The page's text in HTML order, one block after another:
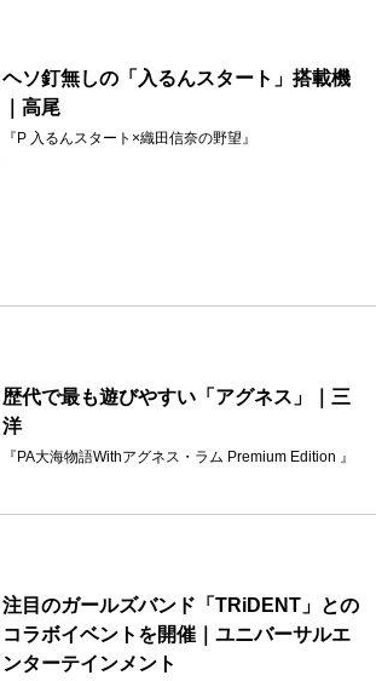
ヘソ釘無しの「入るんスタート」搭載機
｜高尾
『P 入るんスタート×織田信奈の野望』
歴代で最も遊びやすい「アグネス」｜三
洋
『PA大海物語Withアグネス・ラム Premium Edition 』
注目のガールズバンド「TRiDENT」との
コラボイベントを開催｜ユニバーサルエ
ンターテインメント